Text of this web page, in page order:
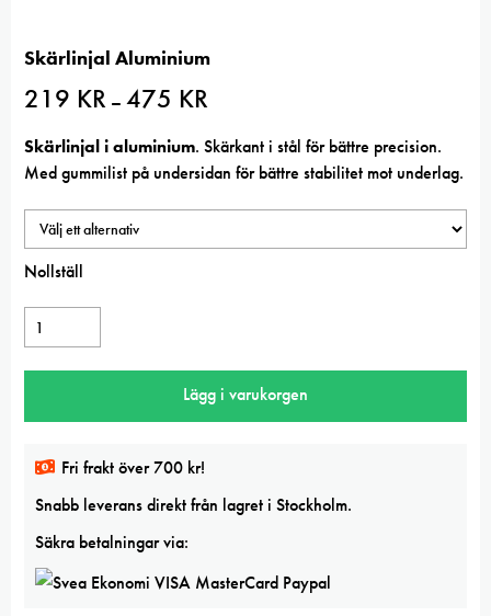
Skärlinjal Aluminium
219 KR – 475 KR
475 kr
Skärlinjal i aluminium. Skärkant i stål för bättre precision.
Med gummilist på undersidan för bättre stabilitet mot underlag.
Nollställ
Skärlinjal
Aluminium
mängd
Lägg i varukorgen
Fri frakt över 700 kr!
Snabb leverans direkt från lagret i Stockholm.
Säkra betalningar via: